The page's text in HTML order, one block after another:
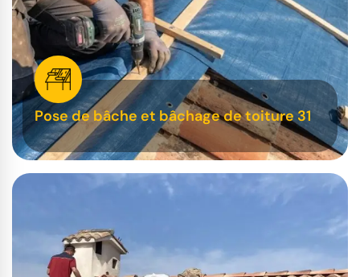
Pose de bâche et bâchage de toiture 31